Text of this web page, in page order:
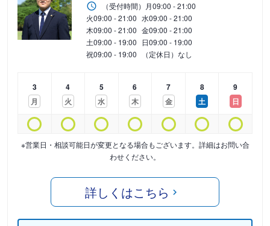
（受付時間） 月09:00 - 21:00
火09:00 - 21:00 水09:00 - 21:00
木09:00 - 21:00 金09:00 - 21:00
土09:00 - 19:00 日09:00 - 19:00
祝09:00 - 19:00 （定休日）なし
3
月
4
火
5
水
6
木
7
金
8
土
9
日
※営業日・相談可能日が変更となる場合もございます。詳細はお問い合
わせください。
詳しくはこちら